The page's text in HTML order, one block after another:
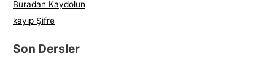
Buradan Kaydolun
kayıp Şifre
Son Dersler